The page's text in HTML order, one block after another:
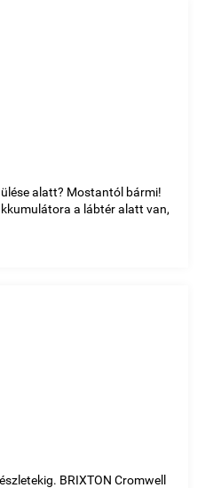
alatt? Mostantól bármi!
a lábtér alatt van,
BRIXTON Cromwell